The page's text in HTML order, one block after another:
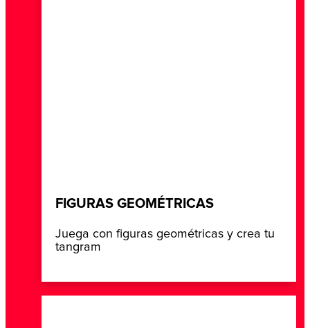
FIGURAS GEOMÉTRICAS
Juega con figuras geométricas y crea tu
tangram